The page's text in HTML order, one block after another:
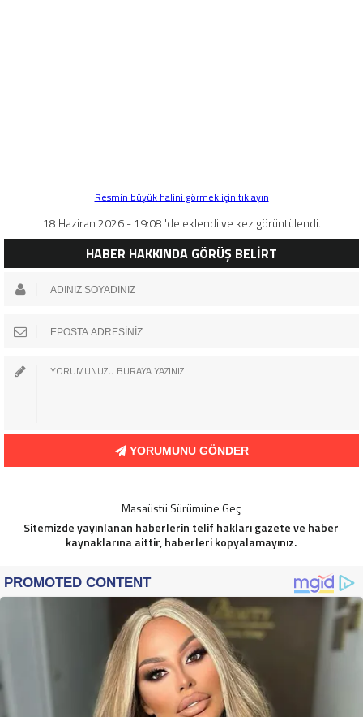
Resmin büyük halini görmek için tıklayın
18 Haziran 2026 - 19:08 'de eklendi ve kez görüntülendi.
HABER HAKKINDA GÖRÜŞ BELİRT
YORUMUNU GÖNDER
Masaüstü Sürümüne Geç
Sitemizde yayınlanan haberlerin telif hakları gazete ve haber
kaynaklarına aittir, haberleri kopyalamayınız.